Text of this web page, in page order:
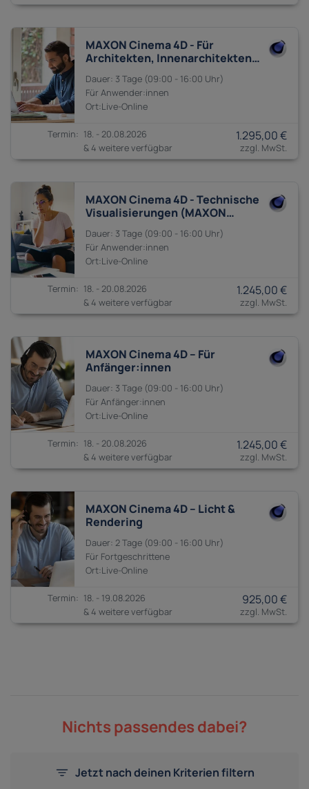
MAXON Cinema 4D - Für
Architekten, Innenarchitekten
und Landschaftsplaner
3 Tage 09:00 - 16:00
Anwender:innen
18. - 20.08.2026
& 4 weitere verfügbar
1.295,00 €
MAXON Cinema 4D - Technische
Visualisierungen (MAXON
Cinema 4D Visualize)
3 Tage 09:00 - 16:00
Anwender:innen
18. - 20.08.2026
& 4 weitere verfügbar
1.245,00 €
MAXON Cinema 4D – Für
Anfänger:innen
3 Tage 09:00 - 16:00
Anfänger:innen
18. - 20.08.2026
& 4 weitere verfügbar
1.245,00 €
MAXON Cinema 4D – Licht &
Rendering
2 Tage 09:00 - 16:00
Fortgeschrittene
18. - 19.08.2026
& 4 weitere verfügbar
925,00 €
Nichts passendes dabei?
Jetzt nach deinen Kriterien filtern